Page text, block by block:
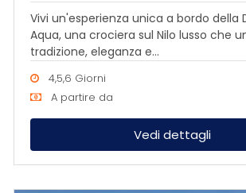
Vivi un'esperienza unica a bordo della
Aqua, una crociera sul Nilo lusso che
tradizione, eleganza e...
4,5,6 Giorni
A partire da
Vedi dettagli